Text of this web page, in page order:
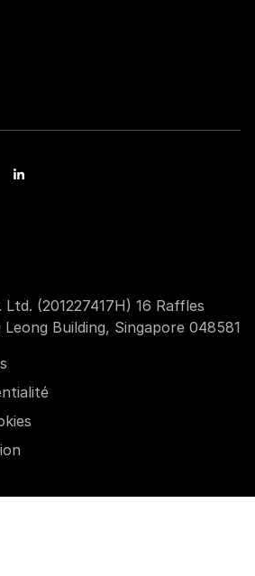
(201227417H) 16 Raffles
Building, Singapore 048581